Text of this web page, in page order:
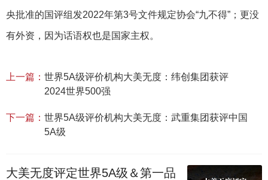
央批准的国评组发2022年第3号文件规定协会“九不得”；更没
有外资，因为话语权也是国家主权。
上一篇： 世界5A级评价机构大美无度：纬创集团获评
2024世界500强
下一篇： 世界5A级评价机构大美无度：武重集团获评中国
5A级
大美无度评定世界5A级＆第一品